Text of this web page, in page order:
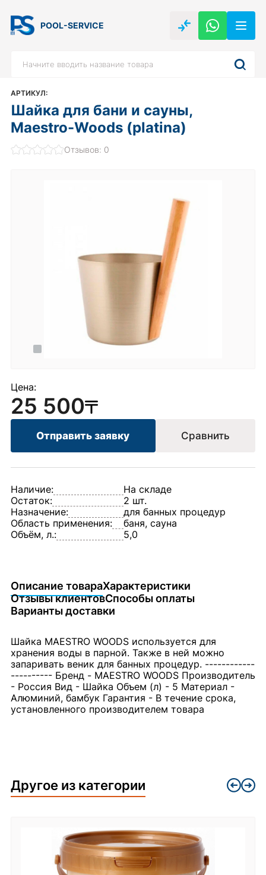
POOL-SERVICE
АРТИКУЛ:
Шайка для бани и сауны,
Maestro-Woods (platina)
Отзывов: 0
Цена:
25 500
Отправить заявку Сравнить
Наличие:
На складе
Остаток:
2 шт.
Назначение:
для банных процедур
Область применения:
баня, сауна
Объём, л.:
5,0
Описание товараХарактеристики
Отзывы клиентовСпособы оплаты
Варианты доставки
Шайка MAESTRO WOODS используется для
хранения воды в парной. Также в ней можно
запаривать веник для банных процедур. ------------
---------- Бренд - MAESTRO WOODS Производитель
- Россия Вид - Шайка Объем (л) - 5 Материал -
Алюминий, бамбук Гарантия - В течение срока,
установленного производителем товара
Другое из категории